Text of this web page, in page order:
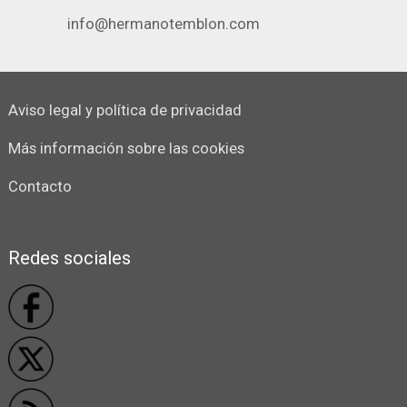
info@hermanotemblon.com
Aviso legal y política de privacidad
Más información sobre las cookies
Contacto
Redes sociales